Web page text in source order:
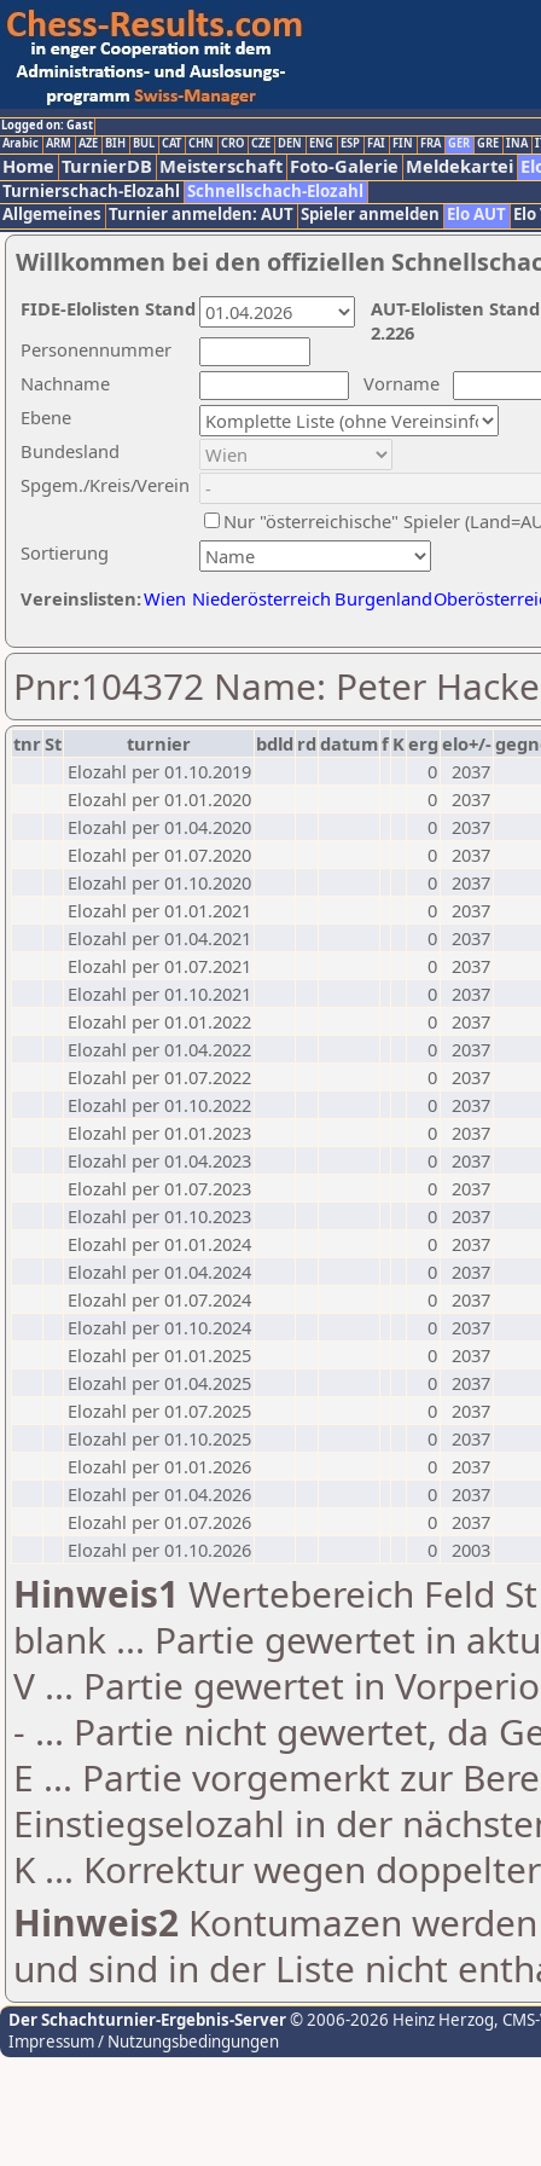
Logged on: Gast
Arabic ARM AZE BIH BUL CAT CHN CRO CZE DEN ENG ESP FAI FIN FRA GER GRE INA
Home TurnierDB Meisterschaft Foto-Galerie Meldekartei
Turnierschach-Elozahl Schnellschach-Elozahl
Allgemeines Turnier anmelden: AUT Spieler anmelden Elo AUT
Willkommen bei den offiziellen
Nachname
Vorname
Ebene
Sortierung
Personennummer
Bundesland
Spgem./Kreis/Verein
Nur "österreichische" Spieler
Vereinslisten:Wien Niederösterreich Burgenland
AUT-Elolisten
2.226
FIDE-Elolisten Stand
Pnr:104372 Name: Peter
tnrSt turnier bdld rd datumf Kerg elo+/-
Elozahl per 01.10.2019
0 2037
Elozahl per 01.01.2020
0 2037
Elozahl per 01.04.2020
0 2037
Elozahl per 01.07.2020
0 2037
Elozahl per 01.10.2020
0 2037
Elozahl per 01.01.2021
0 2037
Elozahl per 01.04.2021
0 2037
Elozahl per 01.07.2021
0 2037
Elozahl per 01.10.2021
0 2037
Elozahl per 01.01.2022
0 2037
Elozahl per 01.04.2022
0 2037
Elozahl per 01.07.2022
0 2037
Elozahl per 01.10.2022
0 2037
Elozahl per 01.01.2023
0 2037
Elozahl per 01.04.2023
0 2037
Elozahl per 01.07.2023
0 2037
Elozahl per 01.10.2023
0 2037
Elozahl per 01.01.2024
0 2037
Elozahl per 01.04.2024
0 2037
Elozahl per 01.07.2024
0 2037
Elozahl per 01.10.2024
0 2037
Elozahl per 01.01.2025
0 2037
Elozahl per 01.04.2025
0 2037
Elozahl per 01.07.2025
0 2037
Elozahl per 01.10.2025
0 2037
Elozahl per 01.01.2026
0 2037
Elozahl per 01.04.2026
0 2037
Elozahl per 01.07.2026
0 2037
Elozahl per 01.10.2026
0 2003
Hinweis1 Wertebereich Feld
blank ... Partie gewertet in
V ... Partie gewertet in
- ... Partie nicht gewertet, da
E ... Partie vorgemerkt zur
Einstiegselozahl in der
K ... Korrektur wegen
Hinweis2 Kontumazen
und sind in der Liste nicht
Der Schachturnier-Ergebnis-Server© 2006-2026 Heinz Herzog,
Impressum / Nutzungsbedingungen